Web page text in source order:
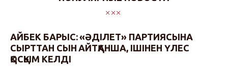
АЙБЕК БАРЫС: «ӘДІЛЕТ» ПАРТИЯСЫНА
СЫРТТАН СЫН АЙТҚАНША, ІШІНЕН ҮЛЕС
ҚОСҚЫМ КЕЛДІ